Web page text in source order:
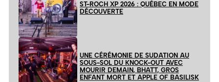
ST-ROCH XP 2026 : QUÉBEC EN MODE
DÉCOUVERTE
UNE CÉRÉMONIE DE SUDATION AU
SOUS-SOL DU KNOCK-OUT AVEC
MOURIR DEMAIN, BHATT, GROS
ENFANT MORT ET APPLE OF BASILISK